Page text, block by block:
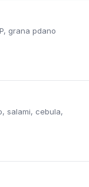
grana pdano
salami, cebula,